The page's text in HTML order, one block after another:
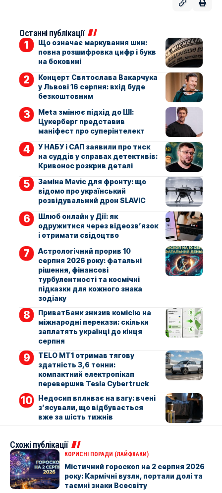
Останні публікації
Що означає маркування шин:
повна розшифровка цифр і букв
на боковині
Концерт Святослава Вакарчука
у Львові 16 серпня: вхід буде
безкоштовним
Meta змінює підхід до ШІ:
Цукерберг представив
маніфест про суперінтелект
У НАБУ і САП заявили про тиск
на суддів у справах детективів:
Кривонос розкрив деталі
Заміна Mavic для фронту: що
відомо про український
розвідувальний дрон SLAVIC
Шлюб онлайн у Дії: як
одружитися через відеозв’язок
і отримати свідоцтво
Астрологічний прорив 10
серпня 2026 року: фатальні
рішення, фінансові
турбулентності та космічні
підказки для кожного знака
зодіаку
ПриватБанк знизив комісію на
міжнародні перекази: скільки
заплатять українці до кінця
серпня
TELO MT1 отримав тягову
здатність 3,6 тонни:
компактний електропікап
перевершив Tesla Cybertruck
Недосип впливає на вагу: вчені
з’ясували, що відбувається
вже за шість тижнів
Схожі публікації
КОРИСНІ ПОРАДИ (ЛАЙФХАКИ)
Містичний гороскоп на 2 серпня 2026
року: Кармічні вузли, портали долі та
таємні знаки Всесвіту